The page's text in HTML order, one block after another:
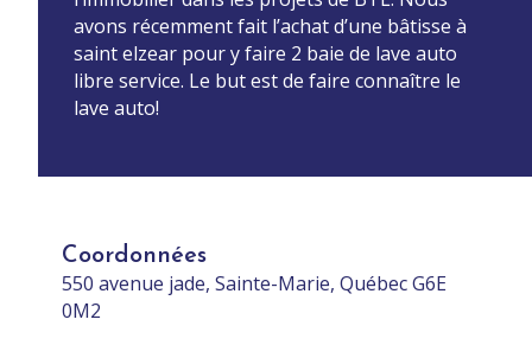
avons récemment fait l’achat d’une bâtisse à
saint elzear pour y faire 2 baie de lave auto
libre service. Le but est de faire connaître le
lave auto!
Coordonnées
550 avenue jade, Sainte-Marie, Québec G6E
0M2